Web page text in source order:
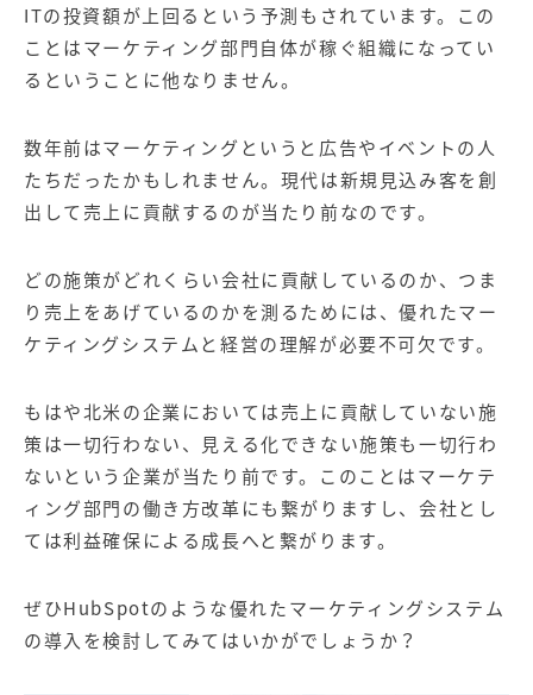
ITの投資額が上回るという予測もされています。この
ことはマーケティング部門自体が稼ぐ組織になってい
るということに他なりません。
数年前はマーケティングというと広告やイベントの人
たちだったかもしれません。現代は新規見込み客を創
出して売上に貢献するのが当たり前なのです。
どの施策がどれくらい会社に貢献しているのか、つま
り売上をあげているのかを測るためには、優れたマー
ケティングシステムと経営の理解が必要不可欠です。
もはや北米の企業においては売上に貢献していない施
策は一切行わない、見える化できない施策も一切行わ
ないという企業が当たり前です。このことはマーケテ
ィング部門の働き方改革にも繋がりますし、会社とし
ては利益確保による成長へと繋がります。
ぜひHubSpotのような優れたマーケティングシステム
の導入を検討してみてはいかがでしょうか？